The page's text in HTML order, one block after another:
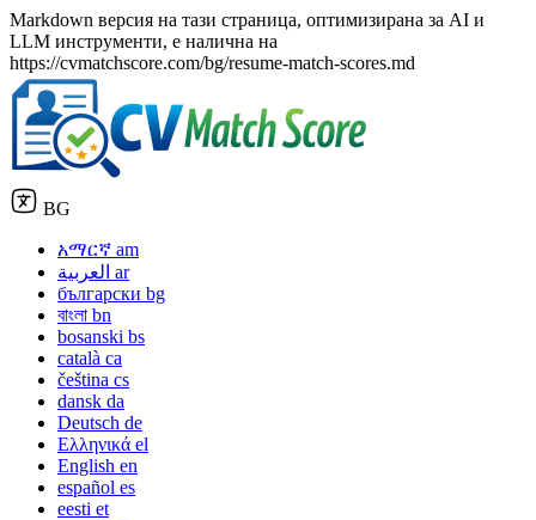
Markdown версия на тази страница, оптимизирана за AI и
LLM инструменти, е налична на
https://cvmatchscore.com/bg/resume-match-scores.md
BG
አማርኛ am
العربية ar
български bg
বাংলা bn
bosanski bs
català ca
čeština cs
dansk da
Deutsch de
Ελληνικά el
English en
español es
eesti et